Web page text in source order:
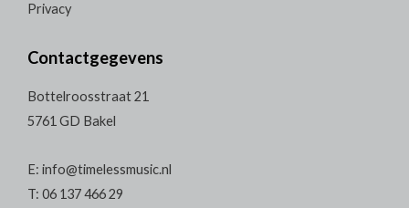
Privacy
Contactgegevens
Bottelroosstraat 21
5761 GD Bakel
E: info@timelessmusic.nl
T: 06 137 466 29